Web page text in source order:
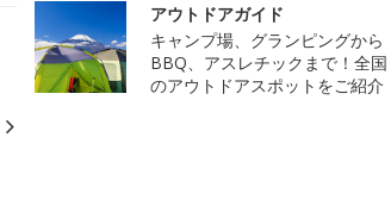
アウトドアガイド
キャンプ場、グランピングから
BBQ、アスレチックまで！全国
のアウトドアスポットをご紹介